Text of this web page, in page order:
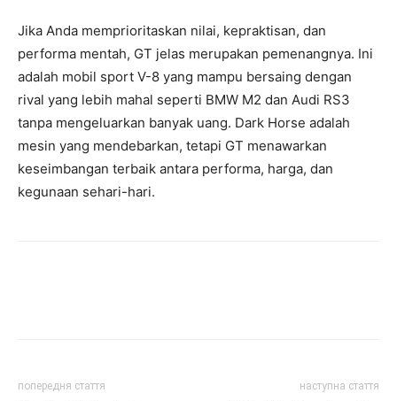
Jika Anda memprioritaskan nilai, kepraktisan, dan
performa mentah, GT jelas merupakan pemenangnya. Ini
adalah mobil sport V-8 yang mampu bersaing dengan
rival yang lebih mahal seperti BMW M2 dan Audi RS3
tanpa mengeluarkan banyak uang. Dark Horse adalah
mesin yang mendebarkan, tetapi GT menawarkan
keseimbangan terbaik antara performa, harga, dan
kegunaan sehari-hari.
попередня стаття наступна стаття